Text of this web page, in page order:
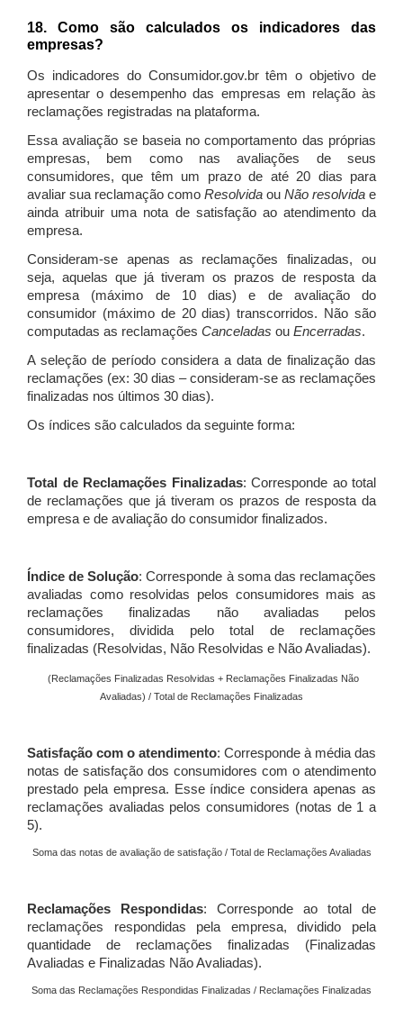
18. Como são calculados os indicadores das
empresas?
Os indicadores do Consumidor.gov.br têm o objetivo de
apresentar o desempenho das empresas em relação às
reclamações registradas na plataforma.
Essa avaliação se baseia no comportamento das próprias
empresas, bem como nas avaliações de seus
consumidores, que têm um prazo de até 20 dias para
avaliar sua reclamação como Resolvida ou Não resolvida e
ainda atribuir uma nota de satisfação ao atendimento da
empresa.
Consideram-se apenas as reclamações finalizadas, ou
seja, aquelas que já tiveram os prazos de resposta da
empresa (máximo de 10 dias) e de avaliação do
consumidor (máximo de 20 dias) transcorridos. Não são
computadas as reclamações Canceladas ou Encerradas.
A seleção de período considera a data de finalização das
reclamações (ex: 30 dias – consideram-se as reclamações
finalizadas nos últimos 30 dias).
Os índices são calculados da seguinte forma:
Total de Reclamações Finalizadas: Corresponde ao total
de reclamações que já tiveram os prazos de resposta da
empresa e de avaliação do consumidor finalizados.
Índice de Solução: Corresponde à soma das reclamações
avaliadas como resolvidas pelos consumidores mais as
reclamações finalizadas não avaliadas pelos
consumidores, dividida pelo total de reclamações
finalizadas (Resolvidas, Não Resolvidas e Não Avaliadas).
(Reclamações Finalizadas Resolvidas + Reclamações Finalizadas Não
Avaliadas) / Total de Reclamações Finalizadas
Satisfação com o atendimento: Corresponde à média das
notas de satisfação dos consumidores com o atendimento
prestado pela empresa. Esse índice considera apenas as
reclamações avaliadas pelos consumidores (notas de 1 a
5).
Soma das notas de avaliação de satisfação / Total de Reclamações Avaliadas
Reclamações Respondidas: Corresponde ao total de
reclamações respondidas pela empresa, dividido pela
quantidade de reclamações finalizadas (Finalizadas
Avaliadas e Finalizadas Não Avaliadas).
Soma das Reclamações Respondidas Finalizadas / Reclamações Finalizadas